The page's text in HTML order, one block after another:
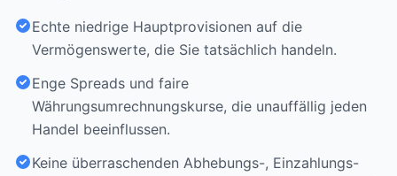
Echte niedrige Hauptprovisionen auf die
Vermögenswerte, die Sie tatsächlich handeln.
Enge Spreads und faire
Währungsumrechnungskurse, die unauffällig jeden
Handel beeinflussen.
Keine überraschenden Abhebungs-, Einzahlungs-